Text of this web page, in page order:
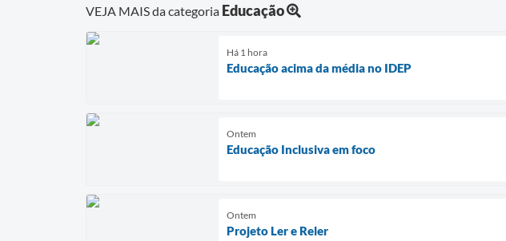
VEJA MAIS da categoria Educação
Há 1 hora
Educação acima da média no IDEP
Ontem
Educação Inclusiva em foco
Ontem
Projeto Ler e Reler